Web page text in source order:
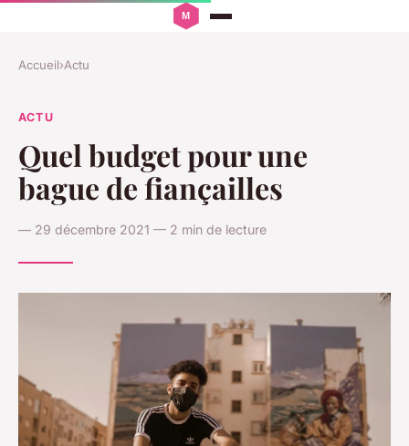
Accueil›Actu
ACTU
Quel budget pour une
bague de fiançailles
— 29 décembre 2021 — 2 min de lecture